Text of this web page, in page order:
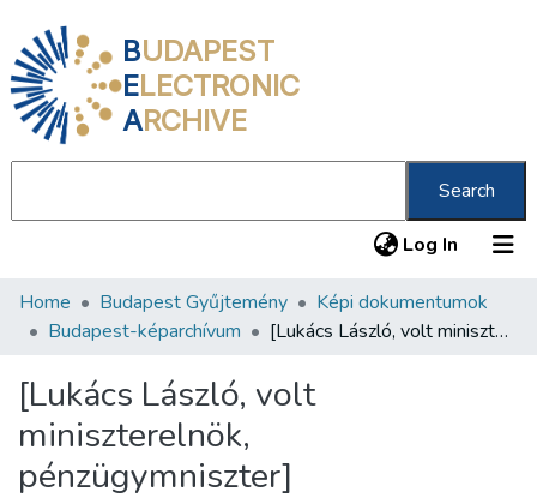
BUDAPEST
ELECTRONIC
ARCHIVE
Search
Log In (current)
Communities & Collections
Statistics
About us
Home Budapest Gyűjtemény
Képi dokumentumok
Budapest-képarchívum
[Lukács László, volt miniszterelnök, pénzügymniszter]
[Lukács László, volt
miniszterelnök,
pénzügymniszter]